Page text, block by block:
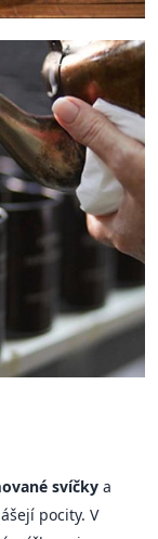
svíčky a
pocity. V